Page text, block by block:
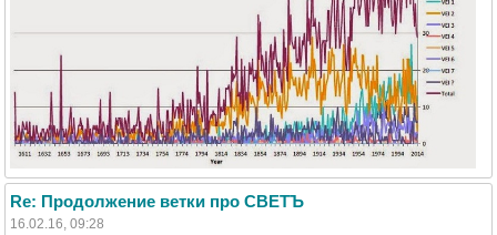
Re: Продолжение ветки про СВЕТЪ
16.02.16, 09:28